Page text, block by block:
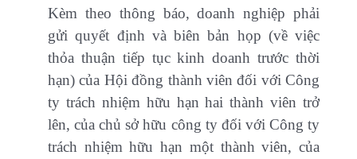
Kèm theo thông báo, doanh nghiệp phải
gửi quyết định và biên bản họp (về việc
thỏa thuận tiếp tục kinh doanh trước thời
hạn) của Hội đồng thành viên đối với Công
ty trách nhiệm hữu hạn hai thành viên trở
lên, của chủ sở hữu công ty đối với Công ty
trách nhiệm hữu hạn một thành viên, của